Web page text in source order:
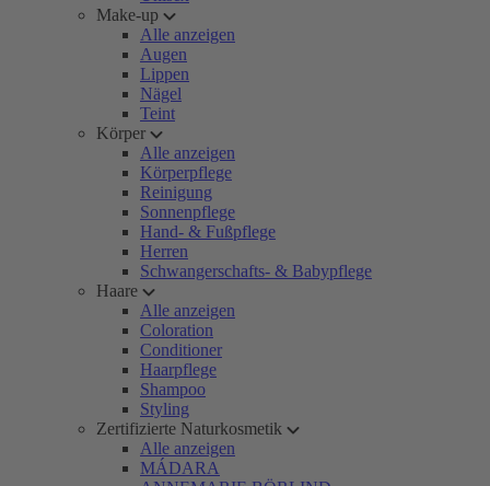
Make-up
Alle anzeigen
Augen
Lippen
Nägel
Teint
Körper
Alle anzeigen
Körperpflege
Reinigung
Sonnenpflege
Hand- & Fußpflege
Herren
Schwangerschafts- & Babypflege
Haare
Alle anzeigen
Coloration
Conditioner
Haarpflege
Shampoo
Styling
Zertifizierte Naturkosmetik
Alle anzeigen
MÁDARA